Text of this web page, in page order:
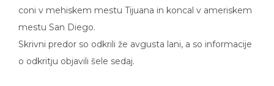
coni v mehiskem mestu Tijuana in koncal v ameriskem
mestu San Diego.
Skrivni predor so odkrili že avgusta lani, a so informacije
o odkritju objavili šele sedaj.